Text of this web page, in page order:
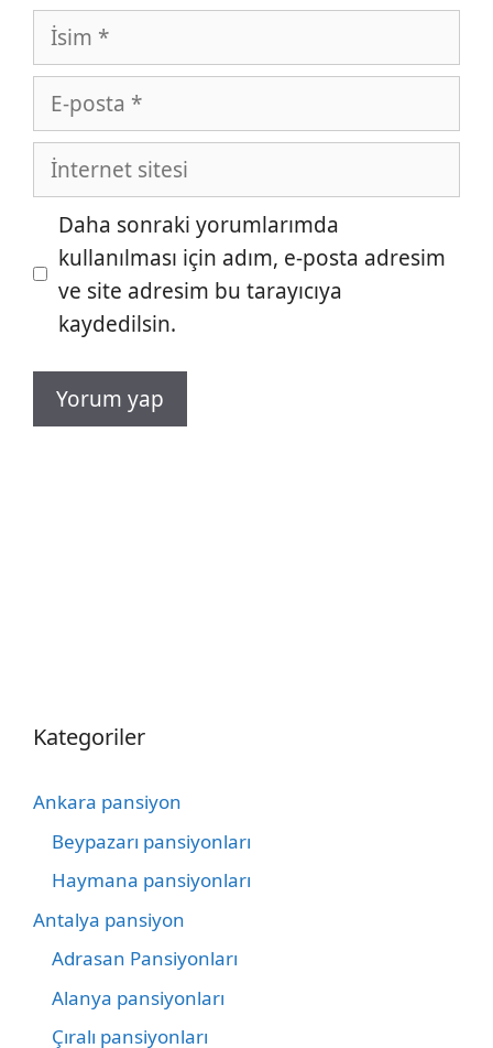
İsim
posta
İnternet
sitesi
Daha sonraki yorumlarımda
kullanılması için adım, e-posta adresim
ve site adresim bu tarayıcıya
kaydedilsin.
Kategoriler
Ankara pansiyon
Beypazarı pansiyonları
Haymana pansiyonları
Antalya pansiyon
Adrasan Pansiyonları
Alanya pansiyonları
Çıralı pansiyonları